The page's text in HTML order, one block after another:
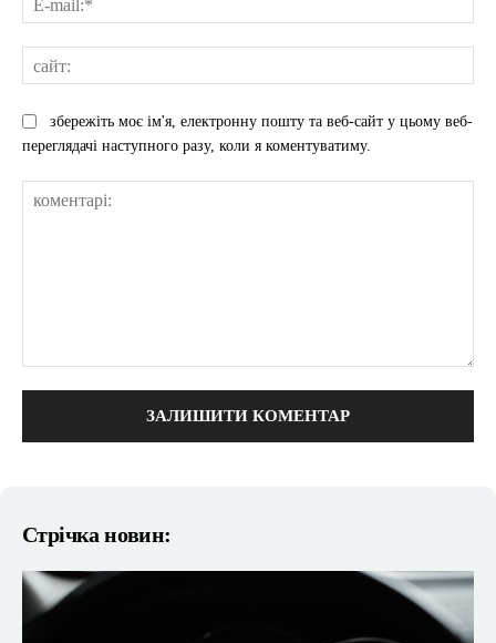
збережіть моє ім'я, електронну пошту та веб-сайт у цьому веб-
переглядачі наступного разу, коли я коментуватиму.
Стрічка новин: